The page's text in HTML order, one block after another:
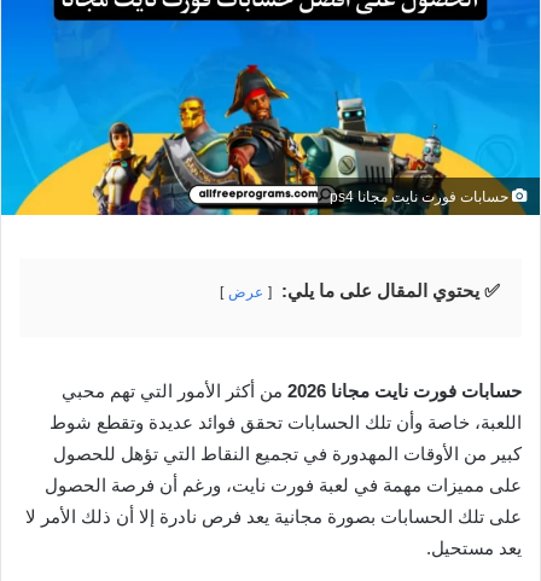
حسابات فورت نايت مجانا ps4
✅ يحتوي المقال على ما يلي: عرض
حسابات فورت نايت مجانا 2026
من أكثر الأمور التي تهم محبي
اللعبة، خاصة وأن تلك الحسابات تحقق فوائد عديدة وتقطع شوط
كبير من الأوقات المهدورة في تجميع النقاط التي تؤهل للحصول
على مميزات مهمة في لعبة فورت نايت، ورغم أن فرصة الحصول
على تلك الحسابات بصورة مجانية يعد فرص نادرة إلا أن ذلك الأمر لا
يعد مستحيل.